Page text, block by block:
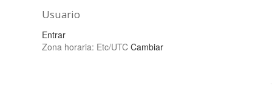
Usuario
Entrar
Zona horaria: Etc/UTC Cambiar